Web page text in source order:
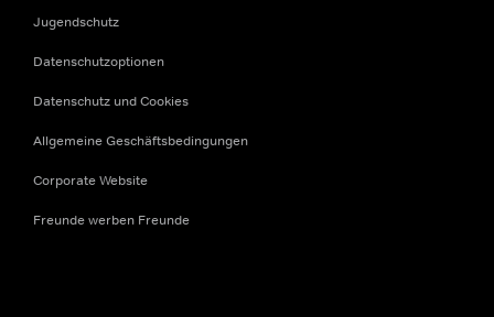
Jugendschutz
Datenschutzoptionen
Datenschutz und Cookies
Allgemeine Geschäftsbedingungen
Corporate Website
Freunde werben Freunde